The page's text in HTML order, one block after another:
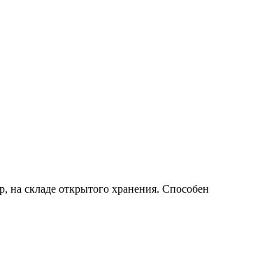
на складе открытого хранения. Способен